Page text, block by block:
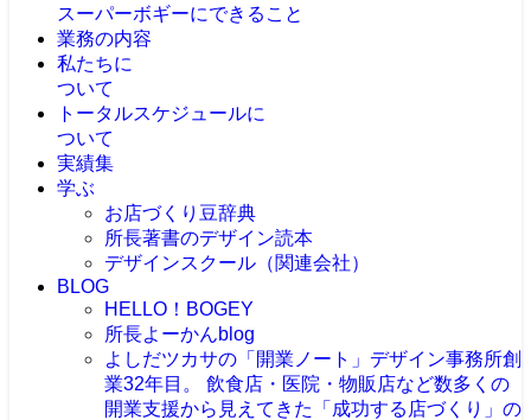
スーパーボギーにできること
業務の内容
私たちに
ついて
トータルスケジュールに
ついて
実績集
学ぶ
お店づくり豆辞典
所長著書のデザイン読本
デザインスクール（関連会社）
BLOG
HELLO！BOGEY
所長よーかんblog
よしだツカサの「開業ノート」 デザイン事務所創
業32年目。 飲食店・医院・物販店など数多くの
開業支援から見えてきた「成功する店づくり」の